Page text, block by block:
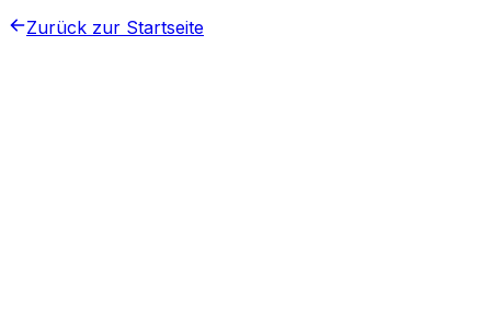
Zurück zur Startseite